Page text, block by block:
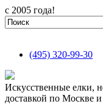
с 2005 года!
(495) 320-99-30
Искусственные елки,
доставкой по Москве